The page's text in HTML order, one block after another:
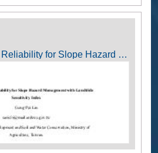
Ming-Hsun Ko, Kuo-Wei
Enhancing InSAR Reliability for Slope Hazard Management with Landslide Sensitivity Index